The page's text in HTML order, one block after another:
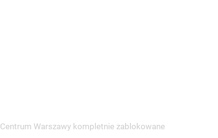
Centrum Warszawy kompletnie zablokowane